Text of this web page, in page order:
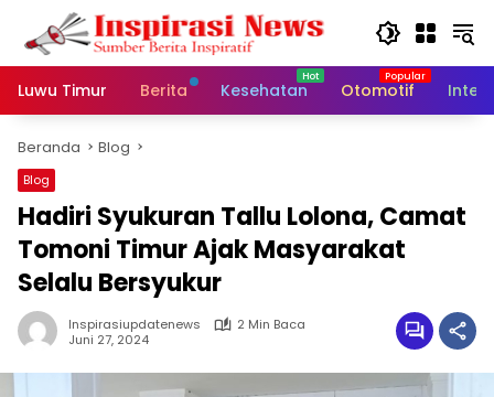
Langsung
konten
Luwu Timur
Berita Kesehatan Otomotif
Beranda Blog
Blog
Hadiri Syukuran Tallu Lolona, Camat
Tomoni Timur Ajak Masyarakat
Selalu Bersyukur
Inspirasiupdatenews
2 Min Baca
Juni 27, 2024